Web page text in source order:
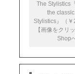
The Stylistics
the
Stylistics』（￥
【画像をクリ
Shop